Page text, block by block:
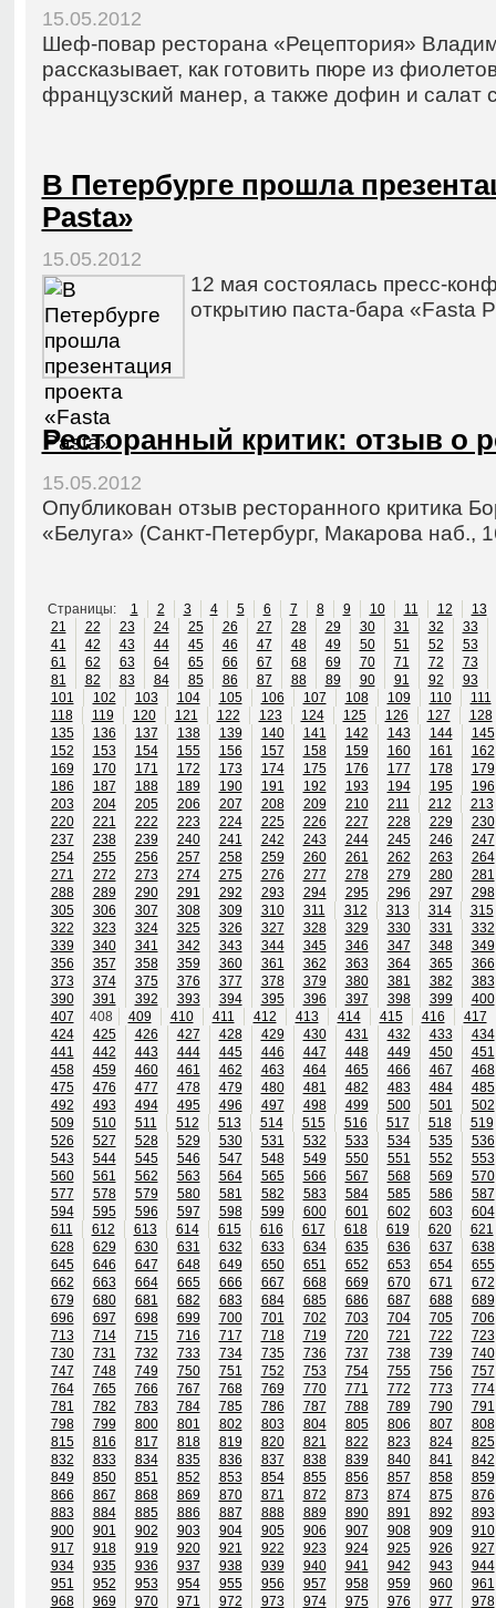
15.05.2012
Шеф-повар ресторана «Рецептория»
рассказывает, как готовить пюре из
французский манер, а также дофин и салат
В Петербурге прошла
Pasta»
15.05.2012
12 мая состоялась пресс-
открытию паста-бара «Fasta
Ресторанный критик: отзыв о
15.05.2012
Опубликован отзыв ресторанного критика
«Белуга» (Санкт-Петербург, Макарова наб.,
Страницы: 1 2 3 4 5 6 7 8 9 10 11 12
13
21
22 23 24 25 26 27 28 29 30 31 32
33
41
42 43 44 45 46 47 48 49 50 51 52
53
61
62 63 64 65 66 67 68 69 70 71 72
73
81
82 83 84 85 86 87 88 89 90 91 92
93
101
102 103 104 105 106 107 108 109 110
111
118
119 120 121 122 123 124 125 126 127
128
135
136 137 138 139 140 141 142 143 144
145
152
153 154 155 156 157 158 159 160 161
162
169
170 171 172 173 174 175 176 177 178
179
186
187 188 189 190 191 192 193 194 195
196
203
204 205 206 207 208 209 210 211 212
213
220
221 222 223 224 225 226 227 228 229
230
237
238 239 240 241 242 243 244 245 246
247
254
255 256 257 258 259 260 261 262 263
264
271
272 273 274 275 276 277 278 279 280
281
288
289 290 291 292 293 294 295 296 297
298
305
306 307 308 309 310 311 312 313 314
315
322
323 324 325 326 327 328 329 330 331
332
339
340 341 342 343 344 345 346 347 348
349
356
357 358 359 360 361 362 363 364 365
366
373
374 375 376 377 378 379 380 381 382
383
390
391 392 393 394 395 396 397 398 399
400
407
408 409 410 411 412 413 414 415 416
417
424
425 426 427 428 429 430 431 432 433
434
441
442 443 444 445 446 447 448 449 450
451
458
459 460 461 462 463 464 465 466 467
468
475
476 477 478 479 480 481 482 483 484
485
492
493 494 495 496 497 498 499 500 501
502
509
510 511 512 513 514 515 516 517 518
519
526
527 528 529 530 531 532 533 534 535
536
543
544 545 546 547 548 549 550 551 552
553
560
561 562 563 564 565 566 567 568 569
570
577
578 579 580 581 582 583 584 585 586
587
594
595 596 597 598 599 600 601 602 603
604
611
612 613 614 615 616 617 618 619 620
621
628
629 630 631 632 633 634 635 636 637
638
645
646 647 648 649 650 651 652 653 654
655
662
663 664 665 666 667 668 669 670 671
672
679
680 681 682 683 684 685 686 687 688
689
696
697 698 699 700 701 702 703 704 705
706
713
714 715 716 717 718 719 720 721 722
723
730
731 732 733 734 735 736 737 738 739
740
747
748 749 750 751 752 753 754 755 756
757
764
765 766 767 768 769 770 771 772 773
774
781
782 783 784 785 786 787 788 789 790
791
798
799 800 801 802 803 804 805 806 807
808
815
816 817 818 819 820 821 822 823 824
825
832
833 834 835 836 837 838 839 840 841
842
849
850 851 852 853 854 855 856 857 858
859
866
867 868 869 870 871 872 873 874 875
876
883
884 885 886 887 888 889 890 891 892
893
900
901 902 903 904 905 906 907 908 909
910
917
918 919 920 921 922 923 924 925 926
927
934
935 936 937 938 939 940 941 942 943
944
951
952 953 954 955 956 957 958 959 960
961
968
969 970 971 972 973 974 975 976 977 978